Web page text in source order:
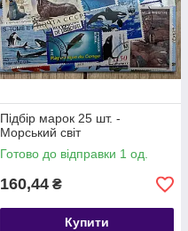
Підбір марок 25 шт. -
Морський світ
Готово до відправки 1 од.
160,44 ₴
Купити